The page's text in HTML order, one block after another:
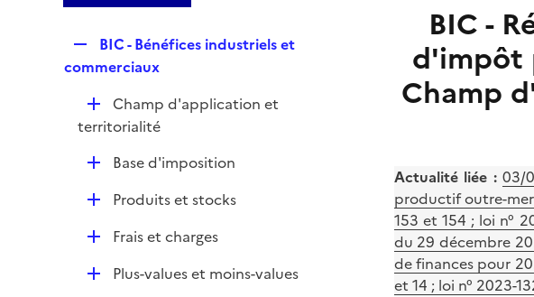
e
l
i
e
r
BIC - Bénéfices industriels et
commerciaux
D
é
Champ d'application et
territorialité
DBase d'imposition
DProduits et stocks
DFrais et charges
DPlus-values et moins-values
BIC -
d'impôt
Champ
Actualité liée : 03/
productif outre-mer
153 et 154 ; loi n°
du 29 décembre
de finances pour
et 14 ; loi n° 2023-